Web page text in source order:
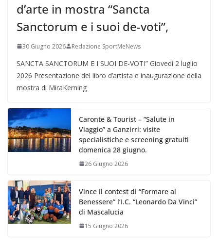
d’arte in mostra “Sancta
Sanctorum e i suoi de-voti”,
30 Giugno 2026 Redazione SportMeNews
SANCTA SANCTORUM E I SUOI DE-VOTI” Giovedì 2 luglio
2026 Presentazione del libro d’artista e inaugurazione della
mostra di MiraKerning
Caronte & Tourist – “Salute in
Viaggio” a Ganzirri: visite
specialistiche e screening gratuiti
domenica 28 giugno.
26 Giugno 2026
Vince il contest di “Formare al
Benessere” l’I.C. “Leonardo Da Vinci”
di Mascalucia
15 Giugno 2026